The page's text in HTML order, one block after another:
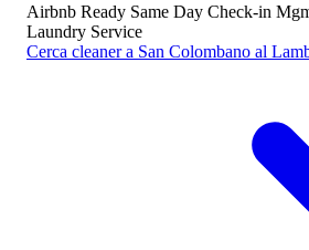
Airbnb Ready Same Day Check-in
Laundry Service
Cerca cleaner a San Colombano al